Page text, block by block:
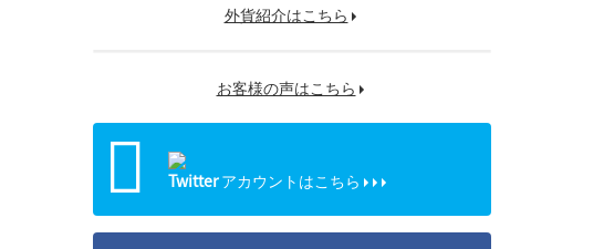
外貨紹介はこちら
お客様の声はこちら
Twitterアカウントはこちら